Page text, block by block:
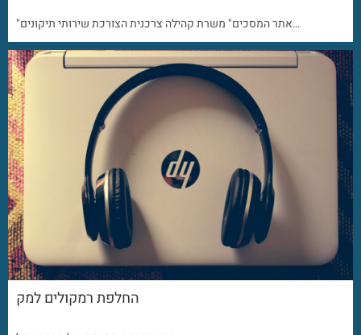
"אתר המסכים" משרת קהילה צרכנית הצורכת שירותי תיקונים…
החלפת רמקולים למק